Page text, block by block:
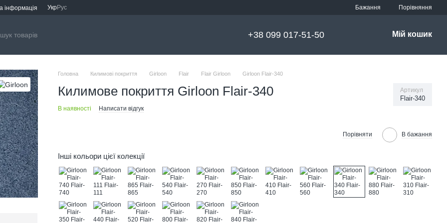
інформація УкрРус Бажання Порівняння
+38 099 017-51-50 Мій кошик
Головна Килимові покриття Girloon Flair Flair Girloon Girloon Flair-340
Килимове покриття Girloon Flair-340 Артикул
Flair-340
В наявності Написати відгук
Порівняти В бажання
Інші кольори цієї колекції